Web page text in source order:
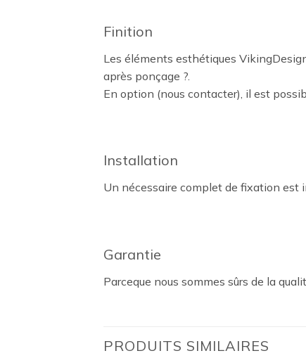
Finition
Les éléments esthétiques
après ponçage ?.
En option (nous contacter), il est
Installation
Un nécessaire complet de fixation est
Garantie
Parceque nous sommes sûrs de la
PRODUITS SIMILAIRES